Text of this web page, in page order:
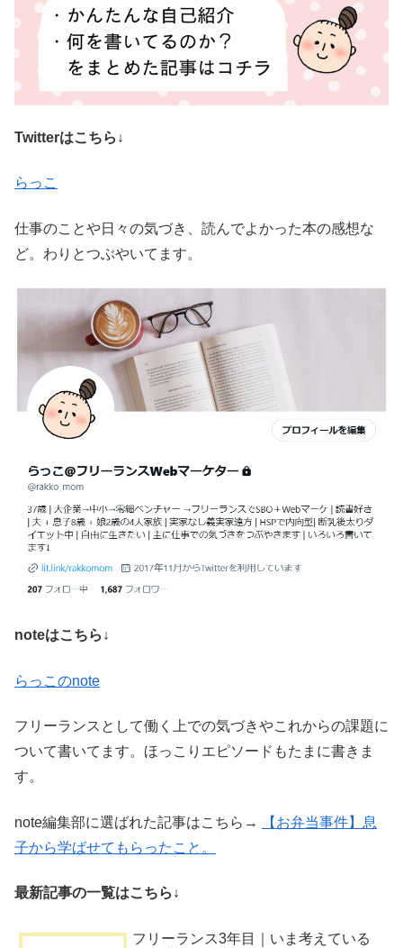
Twitterはこちら↓
らっこ
仕事のことや日々の気づき、読んでよかった本の感想な
ど。わりとつぶやいてます。
noteはこちら↓
らっこのnote
フリーランスとして働く上での気づきやこれからの課題に
ついて書いてます。ほっこりエピソードもたまに書きま
す。
note編集部に選ばれた記事はこちら→
【お弁当事件】息
子から学ばせてもらったこと。
最新記事の一覧はこちら↓
フリーランス3年目｜いま考えている